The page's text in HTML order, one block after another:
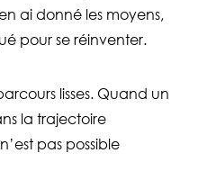
ai donné les moyens,
pour se réinventer.
lisses. Quand un
la trajectoire
pas possible